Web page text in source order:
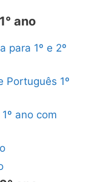
ano
para 1º e 2º
Português 1º
ano com